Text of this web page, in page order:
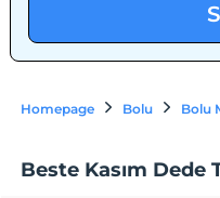
Homepage Bolu Bolu
Beste Kasım Dede